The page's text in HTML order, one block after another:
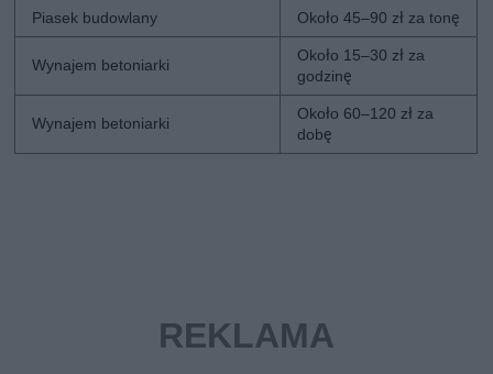
Piasek budowlany Około 45–90 zł za tonę
Wynajem betoniarki
Około 15–30 zł za
godzinę
Wynajem betoniarki
Około 60–120 zł za
dobę